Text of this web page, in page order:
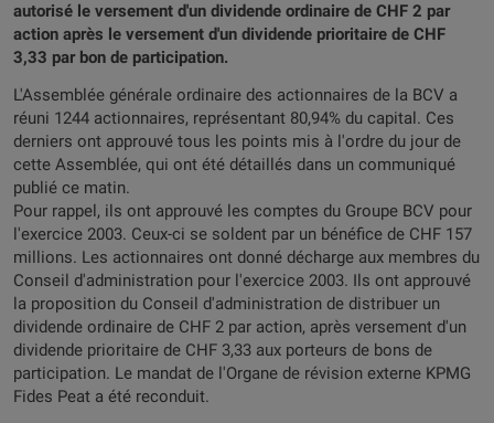
autorisé le versement d'un dividende ordinaire de CHF 2 par
action après le versement d'un dividende prioritaire de CHF
3,33 par bon de participation.
L'Assemblée générale ordinaire des actionnaires de la BCV a
réuni 1244 actionnaires, représentant 80,94% du capital. Ces
derniers ont approuvé tous les points mis à l'ordre du jour de
cette Assemblée, qui ont été détaillés dans un communiqué
publié ce matin.
Pour rappel, ils ont approuvé les comptes du Groupe BCV pour
l'exercice 2003. Ceux-ci se soldent par un bénéfice de CHF 157
millions. Les actionnaires ont donné décharge aux membres du
Conseil d'administration pour l'exercice 2003. Ils ont approuvé
la proposition du Conseil d'administration de distribuer un
dividende ordinaire de CHF 2 par action, après versement d'un
dividende prioritaire de CHF 3,33 aux porteurs de bons de
participation. Le mandat de l'Organe de révision externe KPMG
Fides Peat a été reconduit.